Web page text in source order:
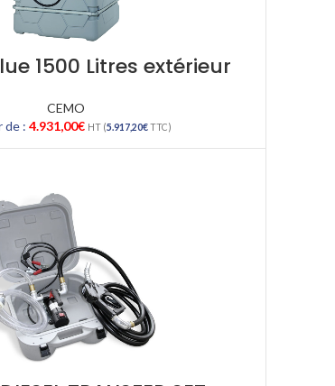
1500 Litres extérieur
CEMO
de :4.931,00€ HT (5.917,20€TTC)